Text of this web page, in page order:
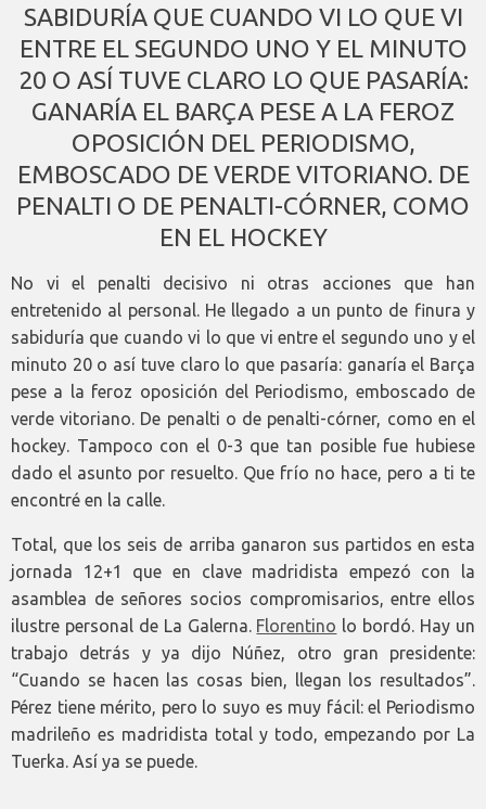
SABIDURÍA QUE CUANDO VI LO QUE VI
ENTRE EL SEGUNDO UNO Y EL MINUTO
20 O ASÍ TUVE CLARO LO QUE PASARÍA:
GANARÍA EL BARÇA PESE A LA FEROZ
OPOSICIÓN DEL PERIODISMO,
EMBOSCADO DE VERDE VITORIANO. DE
PENALTI O DE PENALTI-CÓRNER, COMO
EN EL HOCKEY
No vi el penalti decisivo ni otras acciones que han
entretenido al personal. He llegado a un punto de finura y
sabiduría que cuando vi lo que vi entre el segundo uno y el
minuto 20 o así tuve claro lo que pasaría: ganaría el Barça
pese a la feroz oposición del Periodismo, emboscado de
verde vitoriano. De penalti o de penalti-córner, como en el
hockey. Tampoco con el 0-3 que tan posible fue hubiese
dado el asunto por resuelto. Que frío no hace, pero a ti te
encontré en la calle.
Total, que los seis de arriba ganaron sus partidos en esta
jornada 12+1 que en clave madridista empezó con la
asamblea de señores socios compromisarios, entre ellos
ilustre personal de La Galerna. Florentino lo bordó. Hay un
trabajo detrás y ya dijo Núñez, otro gran presidente:
“Cuando se hacen las cosas bien, llegan los resultados”.
Pérez tiene mérito, pero lo suyo es muy fácil: el Periodismo
madrileño es madridista total y todo, empezando por La
Tuerka. Así ya se puede.